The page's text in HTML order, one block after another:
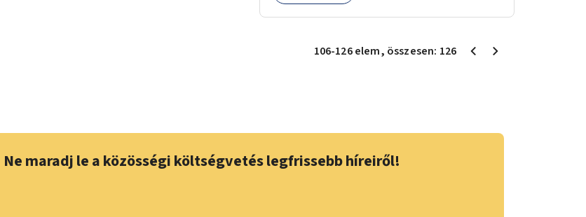
106-126elem, összesen: 126
Ne maradj le a közösségi költségvetés legfrissebb híreiről!